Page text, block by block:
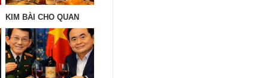
KIM BÀI CHO QUAN